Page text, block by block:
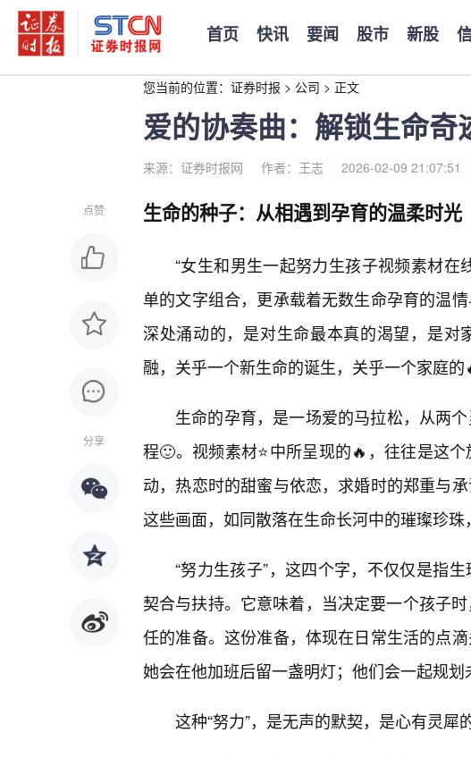
首页 快讯 要闻 股市 新股
您当前的位置： 证券时报 > 公司 > 正文
爱的协奏曲：解锁生命奇
来源：证券时报网 作者：王志 2026-02-09 21:07:51
点赞
分享
生命的种子：从相遇到孕育的温柔时光
“女生和男生一起努力生孩子视频素材
单的文字组合，更承载着无数生命孕育的温
深处涌动的，是对生命最本真的渴望，是
融，关乎一个新生命的诞生，关乎一个家庭的
生命的孕育，是一场爱的马拉松，从两
程🙂。视频素材⭐中所呈现的🔥，往往是这
动，热恋时的甜蜜与依恋，求婚时的郑重与
这些画面，如同散落在生命长河中的璀璨珍珠
“努力生孩子”，这四个字，不仅仅是指
契合与扶持。它意味着，当决定要一个孩子
任的准备。这份准备，体现在日常生活的点
她会在他加班后留一盏明灯；他们会一起规划
这种“努力”，是无声的默契，是心有灵犀